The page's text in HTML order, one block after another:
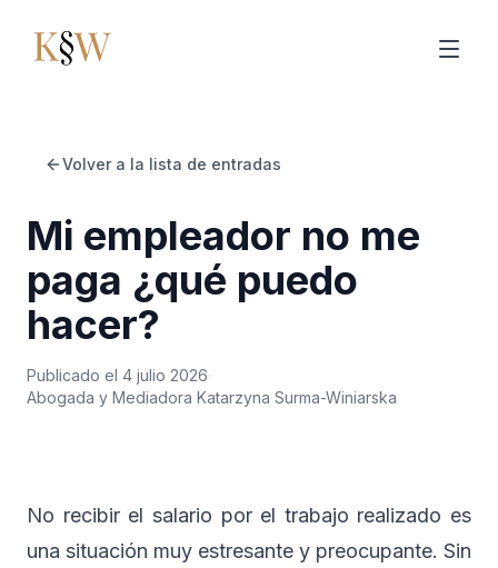
Volver a la lista de entradas
Mi empleador no me
paga ¿qué puedo
hacer?
Publicado el 4 julio 2026·
Abogada y Mediadora Katarzyna Surma-Winiarska
No recibir el salario por el trabajo realizado es
una situación muy estresante y preocupante. Sin